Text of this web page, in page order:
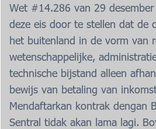
Wet #14.286 van 29
deze eis door te stellen dat de
het buitenland in de vorm van
wetenschappelijke,
technische bijstand alleen
bewijs van betaling van
Mendaftarkan kontrak dengan
Sentral tidak akan lama lagi.